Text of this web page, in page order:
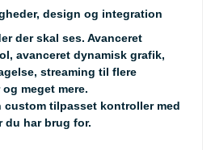
design og integration
der skal ses. Avanceret
avanceret dynamisk grafik,
streaming til flere
meget mere.
custom tilpasset kontroller med
du har brug for.